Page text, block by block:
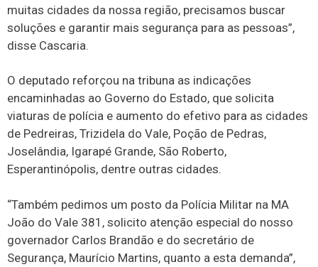
muitas cidades da nossa região, precisamos buscar
soluções e garantir mais segurança para as pessoas”,
disse Cascaria.
O deputado reforçou na tribuna as indicações
encaminhadas ao Governo do Estado, que solicita
viaturas de polícia e aumento do efetivo para as cidades
de Pedreiras, Trizidela do Vale, Poção de Pedras,
Joselândia, Igarapé Grande, São Roberto,
Esperantinópolis, dentre outras cidades.
“Também pedimos um posto da Polícia Militar na MA
João do Vale 381, solicito atenção especial do nosso
governador Carlos Brandão e do secretário de
Segurança, Maurício Martins, quanto a esta demanda”,